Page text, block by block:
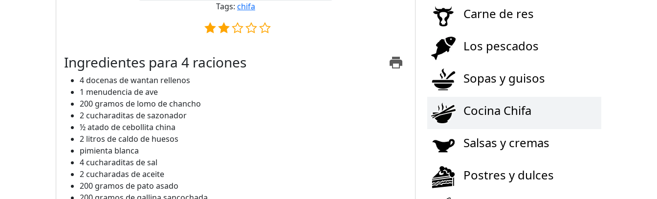
Tags: chifa
Ingredientes para 4 raciones
4 docenas de wantan rellenos
1 menudencia de ave
200 gramos de lomo de chancho
2 cucharaditas de sazonador
½ atado de cebollita china
2 litros de caldo de huesos
pimienta blanca
4 cucharaditas de sal
2 cucharadas de aceite
200 gramos de pato asado
Carne de res
Los pescados
Sopas y guisos
Cocina Chifa
Salsas y cremas
Postres y dulces